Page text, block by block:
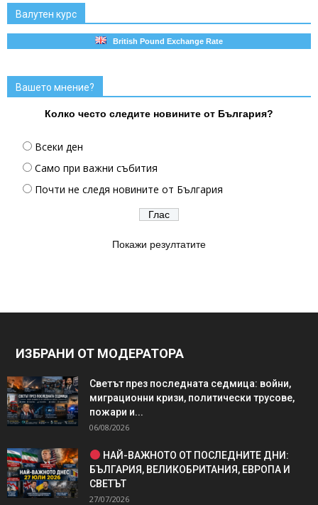
Валутен курс
British Pound Exchange Rate
Вашето мнение?
Колко често следите новините от България?
Всеки ден
Само при важни събития
Почти не следя новините от България
Покажи резултатите
ИЗБРАНИ ОТ МОДЕРАТОРА
Светът през последната седмица: войни,
миграционни кризи, политически трусове,
пожари и...
06/08/2026
НАЙ-ВАЖНОТО ОТ ПОСЛЕДНИТЕ ДНИ:
БЪЛГАРИЯ, ВЕЛИКОБРИТАНИЯ, ЕВРОПА И
СВЕТЪТ
27/07/2026